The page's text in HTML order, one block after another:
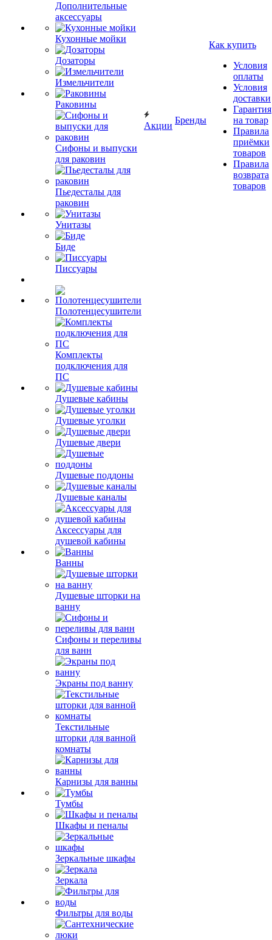
Дополнительные
аксессуары
Кухонные мойки
Дозаторы
Измельчители
Раковины
Сифоны и выпуски
для раковин
Пьедесталы для
раковин
Унитазы
Биде
Писсуары
Полотенцесушители
Комплекты
подключения для
ПС
Душевые кабины
Душевые уголки
Душевые двери
Душевые поддоны
Душевые каналы
Аксессуары для
душевой кабины
Ванны
Душевые шторки на
ванну
Сифоны и переливы
для ванн
Экраны под ванну
Текстильные
шторки для ванной
комнаты
Карнизы для ванны
Тумбы
Шкафы и пеналы
Зеркальные шкафы
Зеркала
Фильтры для воды
Акции
Бренды
Как купить
Условия
оплаты
Условия
доставки
Гарантия
на товар
Правила
приёмки
товаров
Правила
возврата
товаров